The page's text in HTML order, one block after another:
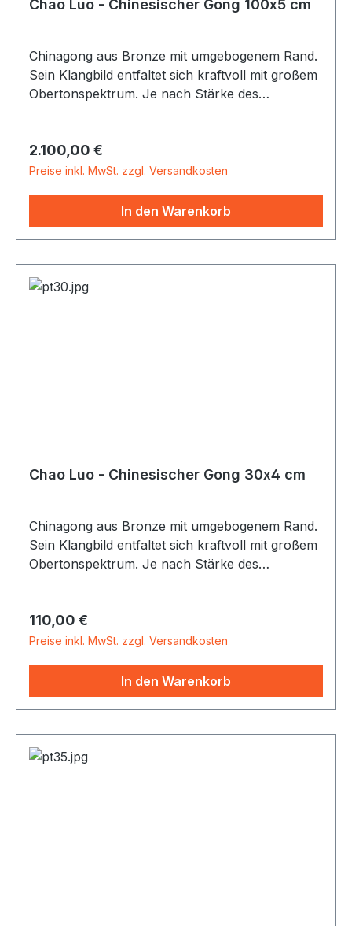
Chao Luo - Chinesischer Gong 100x5 cm
Chinagong aus Bronze mit umgebogenem Rand.
Sein Klangbild entfaltet sich kraftvoll mit großem
Obertonspektrum. Je nach Stärke des
vom starken Bässen bis zu sirrenden Obertönen.
Inkl. Gongschlägel
Regulärer Preis:
2.100,00 €
Preise inkl. MwSt. zzgl. Versandkosten
In den Warenkorb
Chao Luo - Chinesischer Gong 30x4 cm
Chinagong aus Bronze mit umgebogenem Rand.
Sein Klangbild entfaltet sich kraftvoll mit großem
Obertonspektrum. Je nach Stärke des
entlocken - vom starken Bässen bis zu sirrenden
Obertönen. Alle Gongs incl. Gongschlägel
Regulärer Preis:
110,00 €
Preise inkl. MwSt. zzgl. Versandkosten
In den Warenkorb